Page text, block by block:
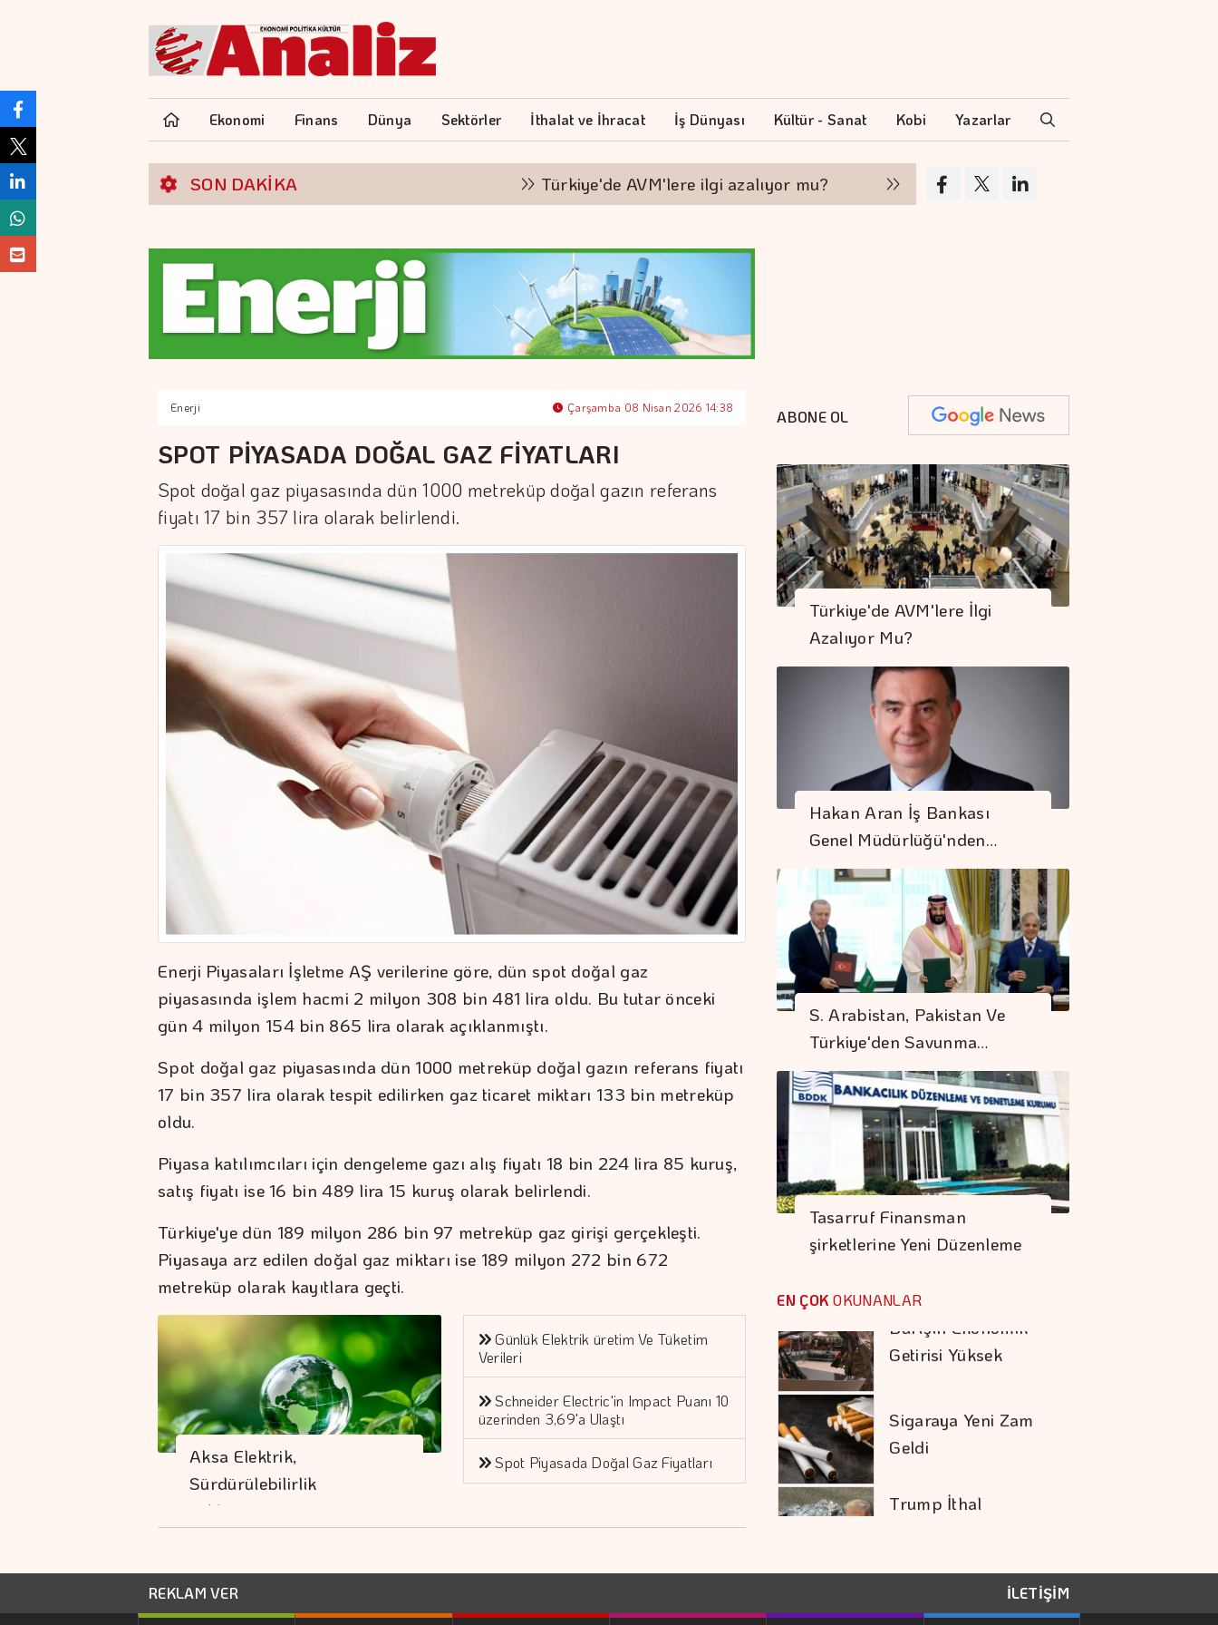
Ekonomi Finans Dünya Sektörler İthalat ve İhracat İş Dünyası Kültür - Sanat Kobi Yazarlar
SON DAKİKA Türkiye'de AVM'lere ilgi azalıyor mu? Hakan Aran İş Bankası Genel
Enerji Çarşamba 08 Nisan 2026 14:38
SPOT PİYASADA DOĞAL GAZ FİYATLARI
Spot doğal gaz piyasasında dün 1000 metreküp doğal gazın referans
fiyatı 17 bin 357 lira olarak belirlendi.
Enerji Piyasaları İşletme AŞ verilerine göre, dün spot doğal gaz
piyasasında işlem hacmi 2 milyon 308 bin 481 lira oldu. Bu tutar önceki
gün 4 milyon 154 bin 865 lira olarak açıklanmıştı.
Spot doğal gaz piyasasında dün 1000 metreküp doğal gazın referans fiyatı
17 bin 357 lira olarak tespit edilirken gaz ticaret miktarı 133 bin metreküp
oldu.
Piyasa katılımcıları için dengeleme gazı alış fiyatı 18 bin 224 lira 85 kuruş,
satış fiyatı ise 16 bin 489 lira 15 kuruş olarak belirlendi.
Türkiye'ye dün 189 milyon 286 bin 97 metreküp gaz girişi gerçekleşti.
Piyasaya arz edilen doğal gaz miktarı ise 189 milyon 272 bin 672
metreküp olarak kayıtlara geçti.
Aksa Elektrik,
Sürdürülebilirlik
Yaklaşımını…
Günlük Elektrik üretim Ve Tüketim
Verileri
Schneider Electric'in Impact Puanı 10
üzerinden 3,69'a Ulaştı
Spot Piyasada Doğal Gaz Fiyatları
ABONE OL
Türkiye'de AVM'lere İlgi
Azalıyor Mu?
Hakan Aran İş Bankası
Genel Müdürlüğü'nden…
S. Arabistan, Pakistan Ve
Türkiye'den Savunma…
Tasarruf Finansman
şirketlerine Yeni Düzenleme
EN ÇOK OKUNANLAR
NBA Ve FIBA,
BWB'nin 25'inci Yılı
İçin İstanbul'u Seçti
Altının Kilogramı 6
Milyon 673 Bin
Liraya Yükseldi
"Finansman Zinciri
Kırılırsa üretim
Zinciri De Durur"
Getirisi Yüksek
Sigaraya Yeni Zam
Trump İthal
Tarife Uygulayacak
Seçenekleri
REKLAM VER İLETİŞİM